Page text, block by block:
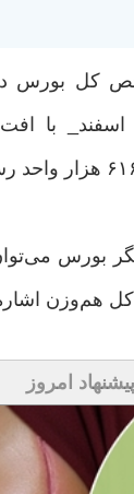
کل بورس
پیشنهاد امروز